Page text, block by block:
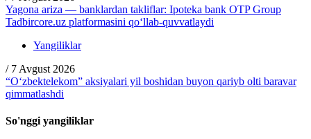
Yagona ariza — banklardan takliflar: Ipoteka bank OTP Group
Tadbircore.uz platformasini qo‘llab-quvvatlaydi
Yangiliklar
/ 7 Avgust 2026
“O‘zbektelekom” aksiyalari yil boshidan buyon qariyb olti baravar
qimmatlashdi
So'nggi yangiliklar